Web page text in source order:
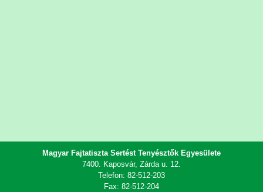
Magyar Fajtatiszta Sertést Tenyésztők Egyesülete
7400. Kaposvár, Zárda u. 12.
Telefon: 82-512-203
Fax: 82-512-204